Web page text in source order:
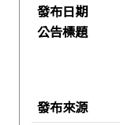
發布日期
公告標題
發布來源